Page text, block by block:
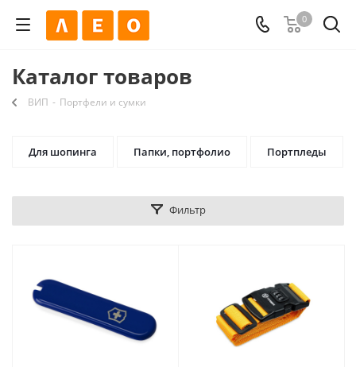
0
Каталог товаров
ВИП - Портфели и сумки
Для шопинга Папки, портфолио Портпледы
Фильтр